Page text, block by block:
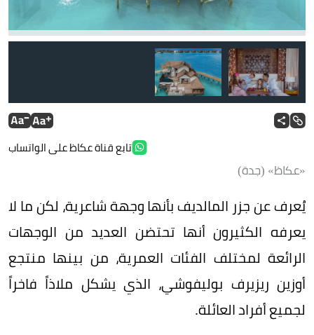
تابع قناة عكاظ على الواتساب
«عكاظ» (جدة)
يُعرف عن جزر المالديف بأنها وجهة شاعرية، لكن ما لا
يعرفه الكثيرون أنها تحتضن العديد من الوجهات
الرائعة لمختلف الفئات العمرية، من بينها منتجع
أوزين ريزيرف بوليفوشي، الذي يشكل ملاذاً فاخراً
لجميع أفراد العائلة.